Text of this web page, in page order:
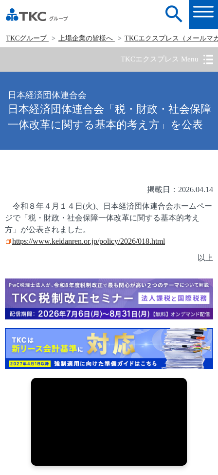
TKCグループ 上場企業の皆様へ TKCエクスプレス（メールマ
TKCエクスプレス Menu
日本経済団体連合会
日本経済団体連合会「税・財政・社会保障
一体改革に関する基本的考え方」を公表
掲載日：2026.04.14
令和８年４月１４日(火)、日本経済団体連合会ホームペー
ジで「税・財政・社会保障一体改革に関する基本的考え
方」が公表されました。
https://www.keidanren.or.jp/policy/2026/018.html
以上